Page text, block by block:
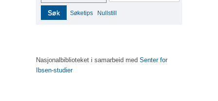
Søk Søketips Nullstill
Nasjonalbiblioteket i samarbeid med Senter for
Ibsen-studier